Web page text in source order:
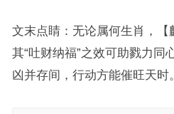
文末点睛：无论属何生肖，【
其“吐财纳福”之效可助戮力同
凶并存间，行动方能催旺天时。